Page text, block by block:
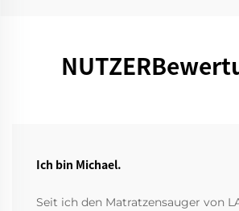
Ich bin Michael.
Seit ich den Matratzensauger von